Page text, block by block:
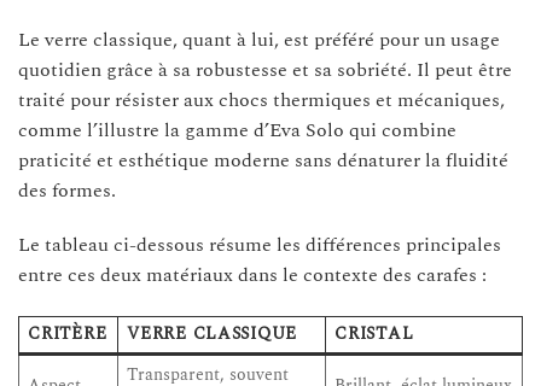
Le verre classique, quant à lui, est préféré pour un usage
quotidien grâce à sa robustesse et sa sobriété. Il peut être
traité pour résister aux chocs thermiques et mécaniques,
comme l’illustre la gamme d’Eva Solo qui combine
praticité et esthétique moderne sans dénaturer la fluidité
des formes.
Le tableau ci-dessous résume les différences principales
entre ces deux matériaux dans le contexte des carafes :
CRITÈRE VERRE CLASSIQUE
CRISTAL
Transparent, souvent